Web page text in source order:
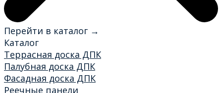
Перейти в каталог →
Каталог
Террасная доска ДПК
Палубная доска ДПК
Фасадная доска ДПК
Реечные панели